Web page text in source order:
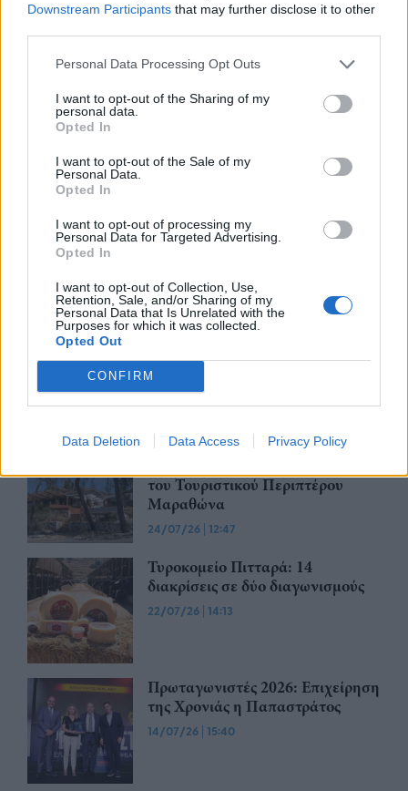
Downstream Participants that may further disclose it to other
Personal Data Processing Opt Outs
I want to opt-out of the Sharing of my
personal data.
Opted In
I want to opt-out of the Sale of my
Personal Data.
Opted In
I want to opt-out of processing my
Personal Data for Targeted Advertising.
Opted In
I want to opt-out of Collection, Use,
Retention, Sale, and/or Sharing of my
Personal Data that Is Unrelated with the
Purposes for which it was collected.
Opted Out
CONFIRM
Data Deletion Data Access Privacy Policy
TP Greece: Πώς διαμορφώνεται το
μέλλον του Insurance στην εποχή του AI
Advertorial
Περισσότερα από το
FinQuest 2026: Η Alpha Bank
προσκαλεί και φέτος το
να διαμορφώσει μαζί της το
μέλλον του ελληνικού banking
Η ΕΤΑΔ προκηρύσσει
του Τουριστικού Περιπτέρου
Μαραθώνα
24/07/26 | 12:47
Τυροκομείο Πιτταρά: 14
διακρίσεις σε δύο διαγωνισμούς
22/07/26 | 14:13
Πρωταγωνιστές 2026: Επιχείρηση
της Χρονιάς η Παπαστράτος
14/07/26 | 15:40